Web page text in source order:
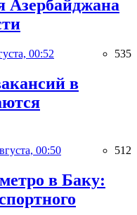
Азербайджана
00:52 535
в
00:50 512
в Баку: